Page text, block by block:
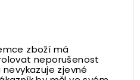
zboží má
neporušenost
zjevné